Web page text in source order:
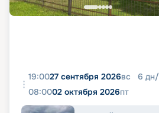
19:0027 сентября 2026вс 6 дн/
08:0002 октября 2026пт